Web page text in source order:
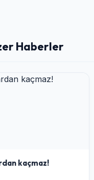
Haberler
kaçmaz!